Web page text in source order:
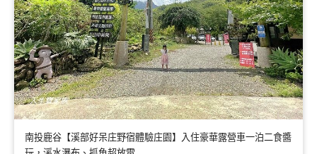
南投鹿谷【溪部好呆庄野宿體驗庄園】入住豪華露營車一泊二食醬